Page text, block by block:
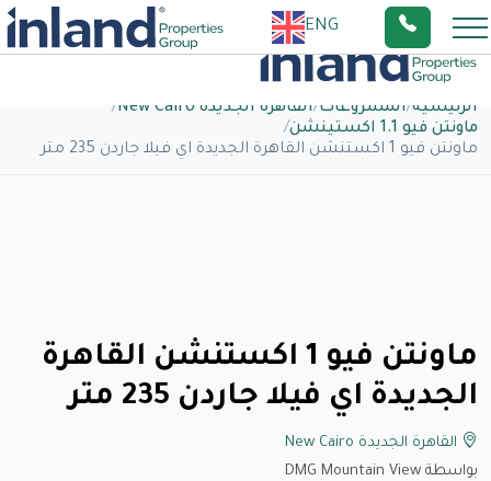
ENG
الرئيسية/المشروعات/القاهرة الجديدة New Cairo
/
ماونتن فيو 1.1 اكستينشن
/
ماونتن فيو 1 اكستنشن القاهرة الجديدة اي فيلا جاردن 235 متر
ماونتن فيو 1 اكستنشن القاهرة
الجديدة اي فيلا جاردن 235 متر
القاهرة الجديدة New Cairo
بواسطة DMG Mountain View